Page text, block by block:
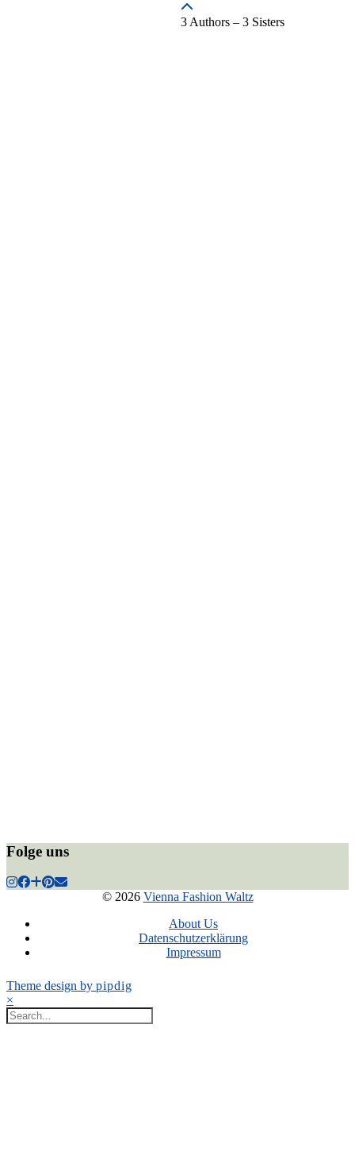
3 Authors – 3 Sisters
Folge uns
© 2026 Vienna Fashion Waltz
About Us
Datenschutzerklärung
Impressum
Theme design by pipdig
×